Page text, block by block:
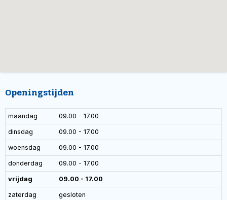
Openingstijden
maandag 09.00 - 17.00
dinsdag 09.00 - 17.00
woensdag 09.00 - 17.00
donderdag 09.00 - 17.00
vrijdag 09.00 - 17.00
zaterdag gesloten